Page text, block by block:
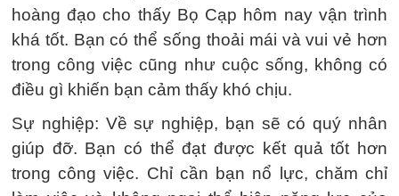
hoàng đạo cho thấy Bọ Cạp hôm nay vận trình
khá tốt. Bạn có thể sống thoải mái và vui vẻ hơn
trong công việc cũng như cuộc sống, không có
điều gì khiến bạn cảm thấy khó chịu.
Sự nghiệp: Về sự nghiệp, bạn sẽ có quý nhân
giúp đỡ. Bạn có thể đạt được kết quả tốt hơn
trong công việc. Chỉ cần bạn nổ lực, chăm chỉ